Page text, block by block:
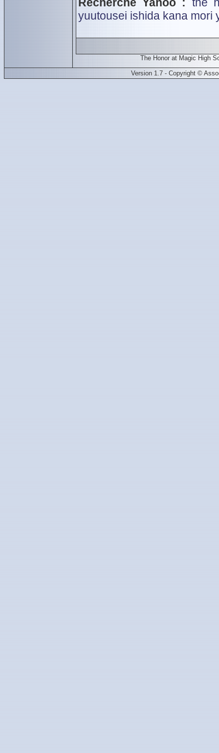
yuutousei ishida kana mori
The Honor at Magic High
Version 1.7 - Copyright ©